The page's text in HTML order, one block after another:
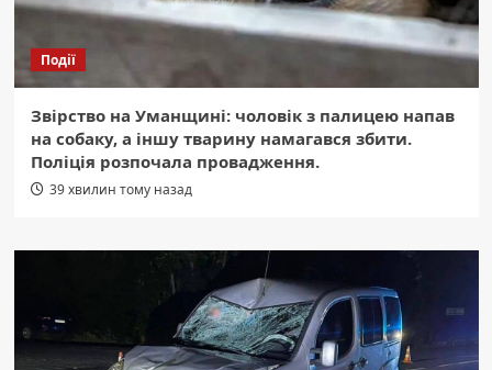
Події
Звірство на Уманщині: чоловік з палицею напав
на собаку, а іншу тварину намагався збити.
Поліція розпочала провадження.
39 хвилин тому назад